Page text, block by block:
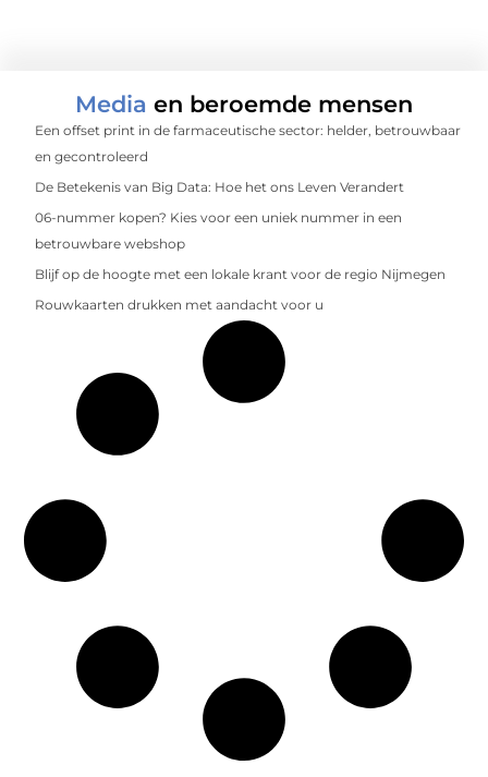
Media en beroemde mensen
Een offset print in de farmaceutische sector: helder, betrouwbaar
en gecontroleerd
De Betekenis van Big Data: Hoe het ons Leven Verandert
06-nummer kopen? Kies voor een uniek nummer in een
betrouwbare webshop
Blijf op de hoogte met een lokale krant voor de regio Nijmegen
Rouwkaarten drukken met aandacht voor u